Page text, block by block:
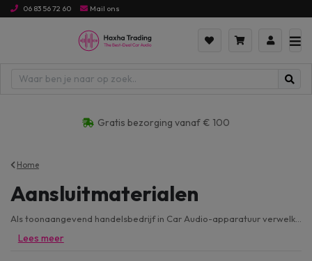
06 83 56 72 60 Mail ons
Gratis bezorging vanaf € 100
Home
Aansluitmaterialen
Lees meer
hoog naar laag